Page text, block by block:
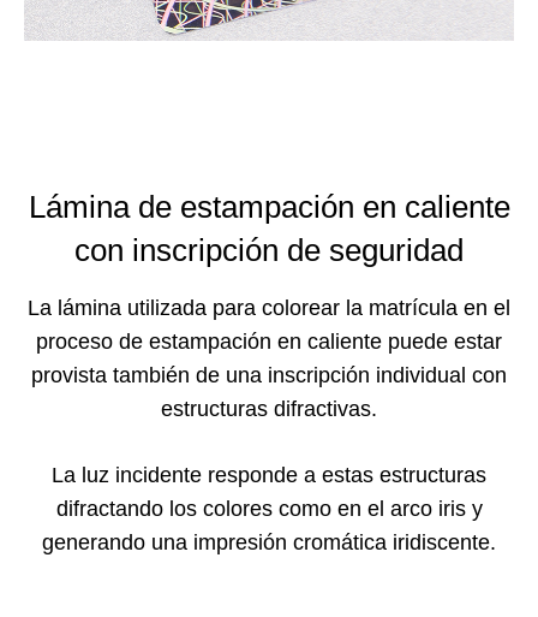
Lámina de estampación en caliente
con inscripción de seguridad
La lámina utilizada para colorear la matrícula en el
proceso de estampación en caliente puede estar
provista también de una inscripción individual con
estructuras difractivas.
La luz incidente responde a estas estructuras
difractando los colores como en el arco iris y
generando una impresión cromática iridiscente.